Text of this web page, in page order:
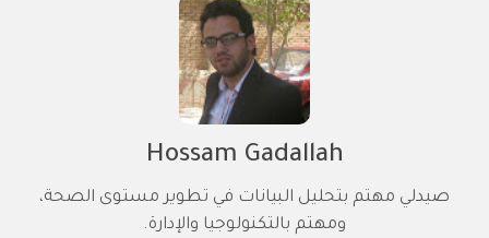
Hossam Gadallah
صيدلي مهتم بتحليل البيانات في تطوير مستوى الصحة،
ومهتم بالتكنولوجيا والإدارة.